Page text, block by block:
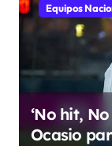
Equipos
‘No hit,
Ocasio